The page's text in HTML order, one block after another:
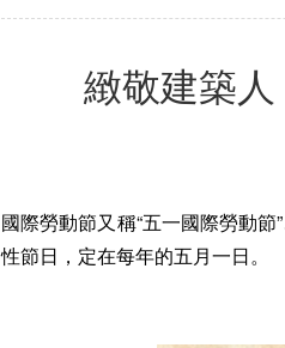
緻敬建築
國際勞動節又稱“五一國際勞動
性節日，定在每年的五月一日。